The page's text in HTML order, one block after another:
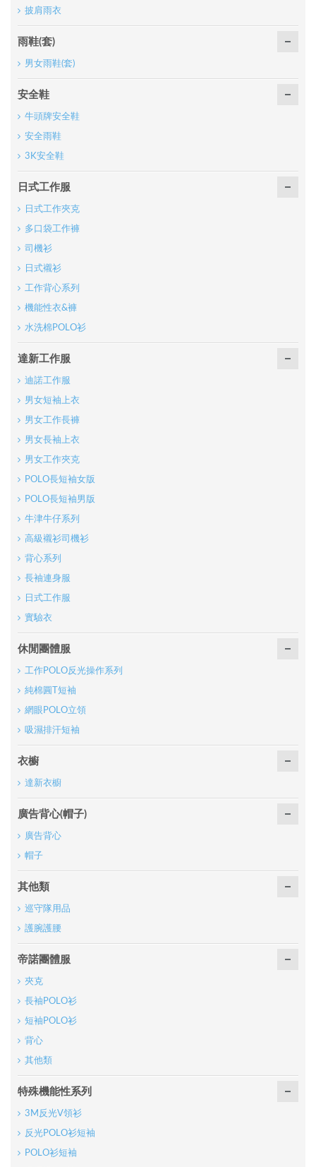
披肩雨衣
雨鞋(套)
男女雨鞋(套)
安全鞋
牛頭牌安全鞋
安全雨鞋
3K安全鞋
日式工作服
日式工作夾克
多口袋工作褲
司機衫
日式襯衫
工作背心系列
機能性衣&褲
水洗棉POLO衫
達新工作服
迪諾工作服
男女短袖上衣
男女工作長褲
男女長袖上衣
男女工作夾克
POLO長短袖女版
POLO長短袖男版
牛津牛仔系列
高級襯衫司機衫
背心系列
長袖連身服
日式工作服
實驗衣
休閒團體服
工作POLO反光操作系列
純棉圓T短袖
網眼POLO立領
吸濕排汗短袖
衣櫥
達新衣櫥
廣告背心(帽子)
廣告背心
帽子
其他類
巡守隊用品
護腕護腰
帝諾團體服
夾克
長袖POLO衫
短袖POLO衫
背心
其他類
特殊機能性系列
3M反光V領衫
反光POLO衫短袖
POLO衫短袖